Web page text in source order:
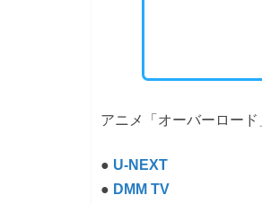
アニメ「オーバーロード
● U-NEXT
● DMM TV